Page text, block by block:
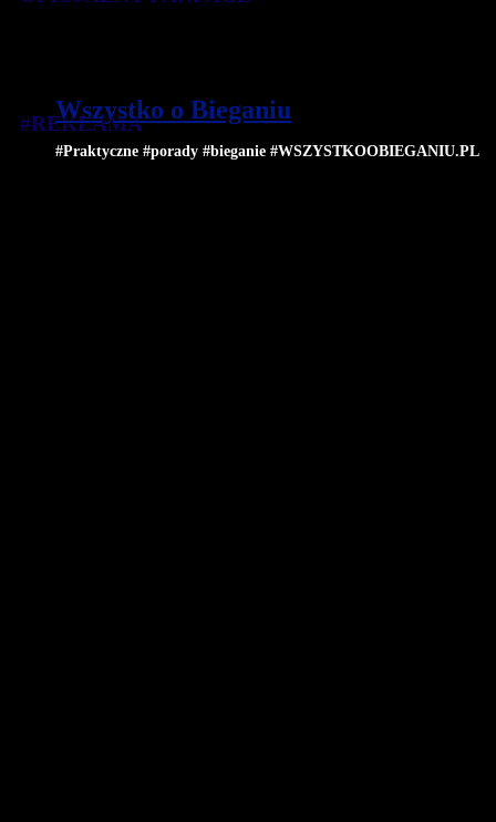
Wszystko o Bieganiu
#Praktyczne #porady #bieganie #WSZYSTKOOBIEGANIU.PL
#REKLAMA